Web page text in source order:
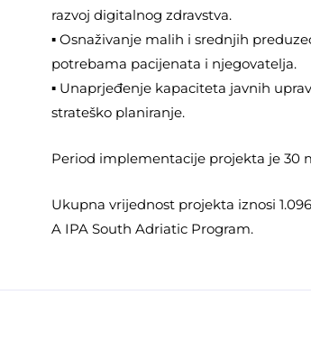
razvoj digitalnog zdravstva.
▪ Osnaživanje malih i srednjih
potrebama pacijenata i njegovatelja.
▪ Unaprjeđenje kapaciteta javnih
strateško planiranje.
Period implementacije projekta je 30
Ukupna vrijednost projekta iznosi
A IPA South Adriatic Program.